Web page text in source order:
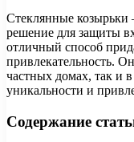
Стеклянные козырьки
решение для защиты
отличный способ
привлекательность.
частных домах, так и
уникальности и
Содержание